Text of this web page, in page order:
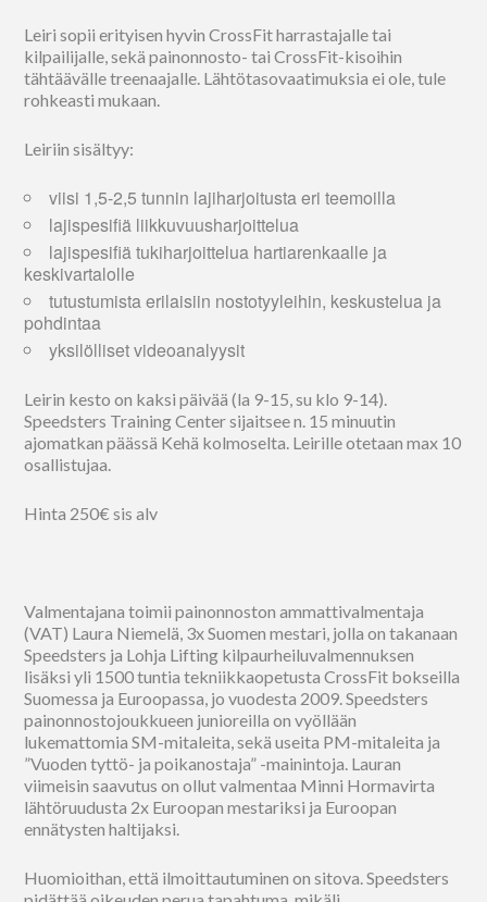
Leiri sopii erityisen hyvin CrossFit harrastajalle tai
kilpailijalle, sekä painonnosto- tai CrossFit-kisoihin
tähtäävälle treenaajalle. Lähtötasovaatimuksia ei ole, tule
rohkeasti mukaan.
Leiriin sisältyy:
viisi 1,5-2,5 tunnin lajiharjoitusta eri teemoilla
lajispesifiä liikkuvuusharjoittelua
lajispesifiä tukiharjoittelua hartiarenkaalle ja
keskivartalolle
tutustumista erilaisiin nostotyyleihin, keskustelua ja
pohdintaa
yksilölliset videoanalyysit
Leirin kesto on kaksi päivää (la 9-15, su klo 9-14).
Speedsters Training Center sijaitsee n. 15 minuutin
ajomatkan päässä Kehä kolmoselta. Leirille otetaan max 10
osallistujaa.
Hinta 250€ sis alv
Valmentajana toimii painonnoston ammattivalmentaja
(VAT) Laura Niemelä, 3x Suomen mestari, jolla on takanaan
Speedsters ja Lohja Lifting kilpaurheiluvalmennuksen
lisäksi yli 1500 tuntia tekniikkaopetusta CrossFit bokseilla
Suomessa ja Euroopassa, jo vuodesta 2009. Speedsters
painonnostojoukkueen junioreilla on vyöllään
lukemattomia SM-mitaleita, sekä useita PM-mitaleita ja
”Vuoden tyttö- ja poikanostaja” -mainintoja. Lauran
viimeisin saavutus on ollut valmentaa Minni Hormavirta
lähtöruudusta 2x Euroopan mestariksi ja Euroopan
ennätysten haltijaksi.
Huomioithan, että ilmoittautuminen on sitova. Speedsters